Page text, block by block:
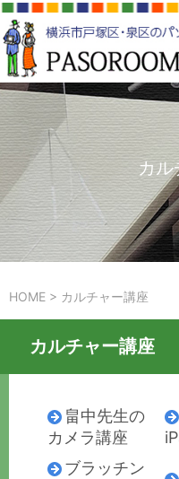
カル
HOME > カルチャー講座
カルチャー講座
畠中先生の
カメラ講座
ブラッチン